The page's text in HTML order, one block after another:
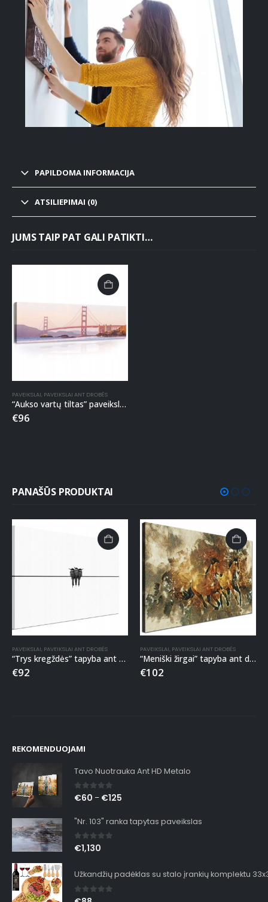
PAPILDOMA INFORMACIJA
ATSILIEPIMAI (0)
JUMS TAIP PAT GALI PATIKTI…
PAVEIKSLAI PAVEIKSLAI ANT DROBĖS
“Aukso vartų tiltas” paveikslas ant drobės
€96
PANAŠŪS PRODUKTAI
PAVEIKSLAI, PAVEIKSLAI ANT DROBĖS
“Trys kregždės” tapyba ant drobės
€92
PAVEIKSLAI, PAVEIKSLAI ANT DROBĖS
“Meniški žirgai” tapyba ant drobės
€102
REKOMENDUOJAMI
Tavo Nuotrauka Ant HD Metalo
0out of 5
€60 – €125
"Nr. 103" ranka tapytas paveikslas
0out of 5
€1,130
Užkandžių padėklas su stalo įrankių komplektu
0out of 5